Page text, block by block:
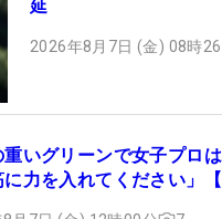
延
2026年8月7日 (金) 08時
重いグリーンで女子プロ
に力を入れてください」